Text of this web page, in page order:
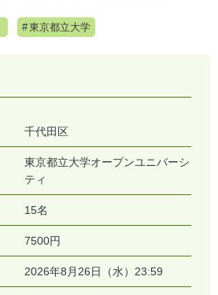
東京都立大学
千代田区
東京都立大学オープンユニバーシ
ティ
15名
7500円
2026年8月26日（水）23:59